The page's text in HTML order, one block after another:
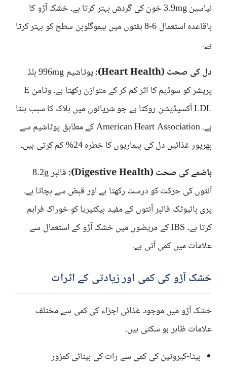
نیاسین 3.9mg خون کی گردش بہتر کرتا ہے۔ خشک آڑو کا
باقاعدہ استعمال 6-8 ہفتوں میں ہیموگلوبن سطح کو بہتر کرتا
ہے۔
دل کی صحت (Heart Health):
پوٹاشیم 996mg بلڈ
پریشر کو سوڈیم کا اثر کم کر کے متوازن رکھتا ہے۔ وٹامن E
LDL آکسیڈیشن روکتا ہے جو شریانوں میں بلاک کا سبب بنتا
ہے۔ American Heart Association کے مطابق پوٹاشیم سے
بھرپور غذائیں دل کی بیماریوں کا خطرہ 24% کم کرتی ہیں۔
ہاضمے کی صحت (Digestive Health):
فائبر 8.2g
آنتوں کی حرکت کو درست رکھتا ہے اور قبض سے بچاتا ہے۔
پری بائیوٹک فائبر آنتوں کے مفید بیکٹیریا کو خوراک فراہم
کرتا ہے۔ IBS کے مریضوں میں خشک آڑو کے استعمال سے
علامات میں کمی آتی ہے۔
خشک آڑو کی کمی اور زیادتی کے اثرات
خشک آڑو میں موجود غذائی اجزاء کی کمی سے مختلف
علامات ظاہر ہو سکتی ہیں۔
بیٹا-کیروٹین کی کمی سے رات کی بینائی کمزور